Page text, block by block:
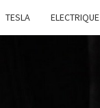
TESLA ELECTRIQUE